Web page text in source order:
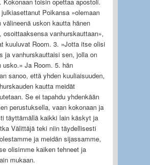
Poikansa »olemaan
välineenä uskon kautta hänen
osoittaaksensa vanhurskauttaan»,
kuuluvat Room. 3. »Jotta itse olisi
ja vanhurskauttaisi sen, jolla on
usko.» Ja Room. 5. hän
sanoo, että yhden kuuliaisuuden,
kautta meidät
Se ei tapahdu yhdenkään
perustuksella, vaan kokonaan ja
täyttämällä kaikki lain käskyt ja
Välittäjä teki niin täydellisesti
ja meidän sijassamme,
olisimme kaiken tehneet ja
mukaan.